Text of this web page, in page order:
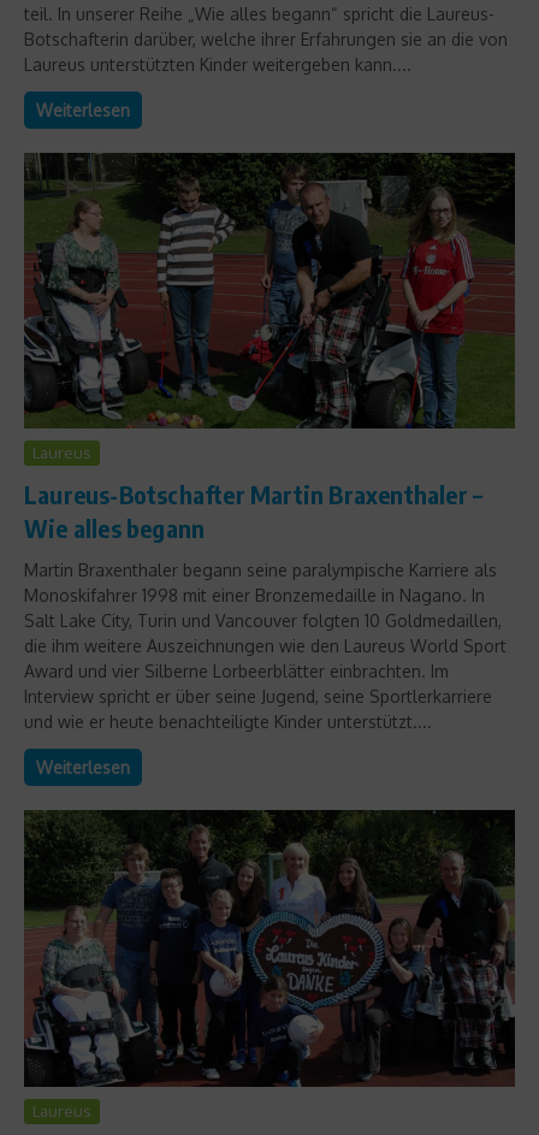
teil. In unserer Reihe „Wie alles begann“ spricht die Laureus-
Botschafterin darüber, welche ihrer Erfahrungen sie an die von
Laureus unterstützten Kinder weitergeben kann....
Weiterlesen
Laureus
Laureus-Botschafter Martin Braxenthaler –
Wie alles begann
Martin Braxenthaler begann seine paralympische Karriere als
Monoskifahrer 1998 mit einer Bronzemedaille in Nagano. In
Salt Lake City, Turin und Vancouver folgten 10 Goldmedaillen,
die ihm weitere Auszeichnungen wie den Laureus World Sport
Award und vier Silberne Lorbeerblätter einbrachten. Im
Interview spricht er über seine Jugend, seine Sportlerkarriere
und wie er heute benachteiligte Kinder unterstützt....
Weiterlesen
Laureus